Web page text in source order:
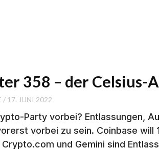
358 – der Celsius-
17. JUNI 2022
Party vorbei? Entlassungen,
vorbei zu sein. Coinbase will
und Gemini sind